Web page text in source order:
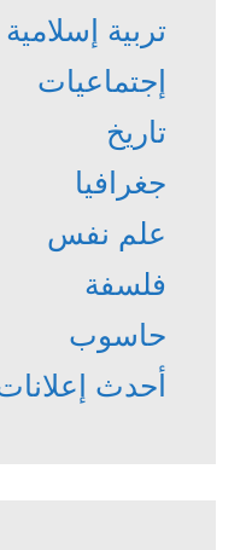
تربية إسلامية
إجتماعيات
تاريخ
جغرافيا
علم نفس
فلسفة
حاسوب
أحدث